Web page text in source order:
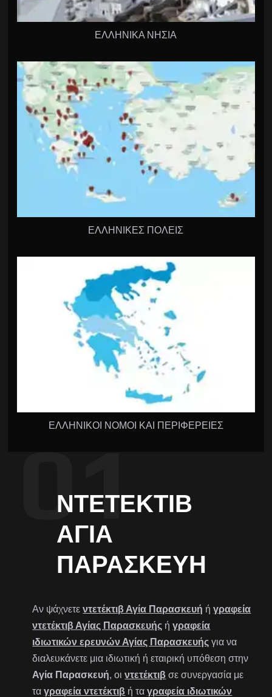
ΕΛΛΗΝΙΚΑ ΝΗΣΙΑ
ΕΛΛΗΝΙΚΕΣ ΠΟΛΕΙΣ
ΕΛΛΗΝΙΚΟΙ ΝΟΜΟΙ ΚΑΙ ΠΕΡΙΦΕΡΕΙΕΣ
ΝΤΕΤΈΚΤΙΒ
ΑΓΊΑ
ΠΑΡΑΣΚΕΥΉ
Αν ψάχνετεντετέκτιβ Αγία Παρασκευή ήγραφεία
ντετέκτιβ Αγίας Παρασκευής ήγραφεία
ιδιωτικών ερευνών Αγίας Παρασκευής για να
διαλευκάνετε μια ιδιωτική ή εταιρική υπόθεση στην
Αγία Παρασκευή, οιντετέκτιβ σε συνεργασία με
ταγραφεία ντετέκτιβ ή ταγραφεία ιδιωτικών